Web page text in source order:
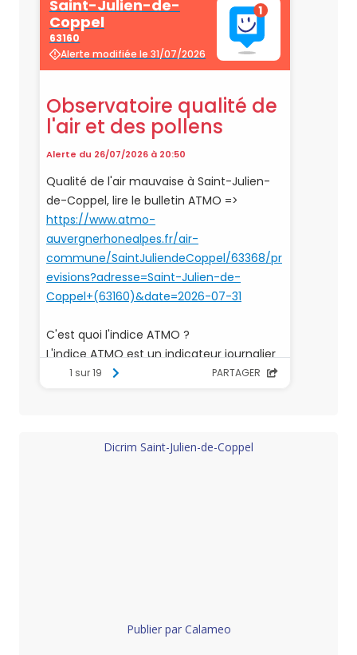
Dicrim Saint-Julien-de-Coppel
Publier par Calameo